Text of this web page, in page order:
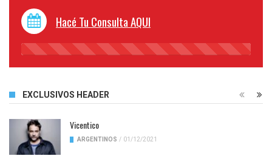
Hacé Tu Consulta AQUI
45%
EXCLUSIVOS HEADER
Vicentico
ARGENTINOS / 01/12/2021